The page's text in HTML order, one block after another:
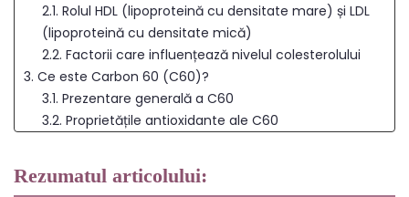
2.1. Rolul HDL (lipoproteină cu densitate mare) și LDL
(lipoproteină cu densitate mică)
2.2. Factorii care influențează nivelul colesterolului
3. Ce este Carbon 60 (C60)?
3.1. Prezentare generală a C60
3.2. Proprietățile antioxidante ale C60
4.1. Reducerea stresului oxidativ în organism
4.2. Susținerea sănătății celulare
Rezumatul articolului: